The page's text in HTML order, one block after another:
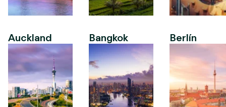
Auckland Bangkok Berlín